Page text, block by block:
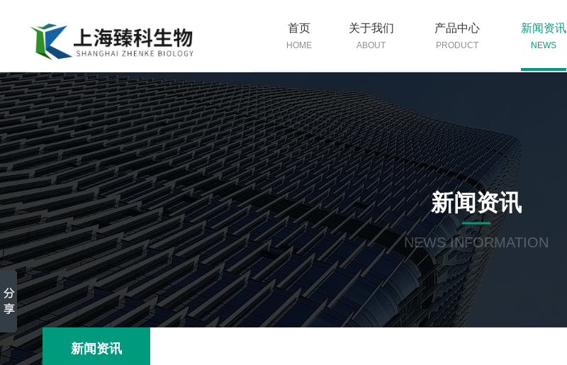
首页
HOME
关于我们
ABOUT
产品中心
PRODUCT
新闻资讯
NEWS
新闻资讯
NEWS INFORMATION
新闻资讯